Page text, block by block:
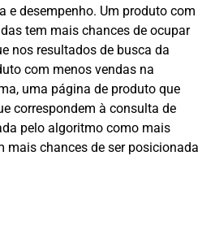
e desempenho. Um produto com
tem mais chances de ocupar
nos resultados de busca da
com menos vendas na
uma página de produto que
correspondem à consulta de
pelo algoritmo como mais
mais chances de ser posicionada